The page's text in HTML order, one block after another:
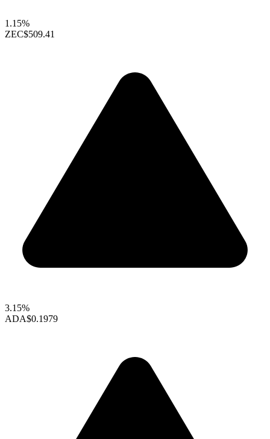
1.15%
ZEC$509.41
3.15%
ADA$0.1979